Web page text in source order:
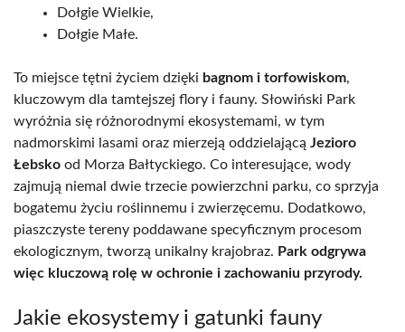
Dołgie Wielkie,
Dołgie Małe.
To miejsce tętni życiem dzięki bagnom i torfowiskom,
kluczowym dla tamtejszej flory i fauny. Słowiński Park
wyróżnia się różnorodnymi ekosystemami, w tym
nadmorskimi lasami oraz mierzeją oddzielającą Jezioro
Łebsko od Morza Bałtyckiego. Co interesujące, wody
zajmują niemal dwie trzecie powierzchni parku, co sprzyja
bogatemu życiu roślinnemu i zwierzęcemu. Dodatkowo,
piaszczyste tereny poddawane specyficznym procesom
ekologicznym, tworzą unikalny krajobraz. Park odgrywa
więc kluczową rolę w ochronie i zachowaniu przyrody.
Jakie ekosystemy i gatunki fauny